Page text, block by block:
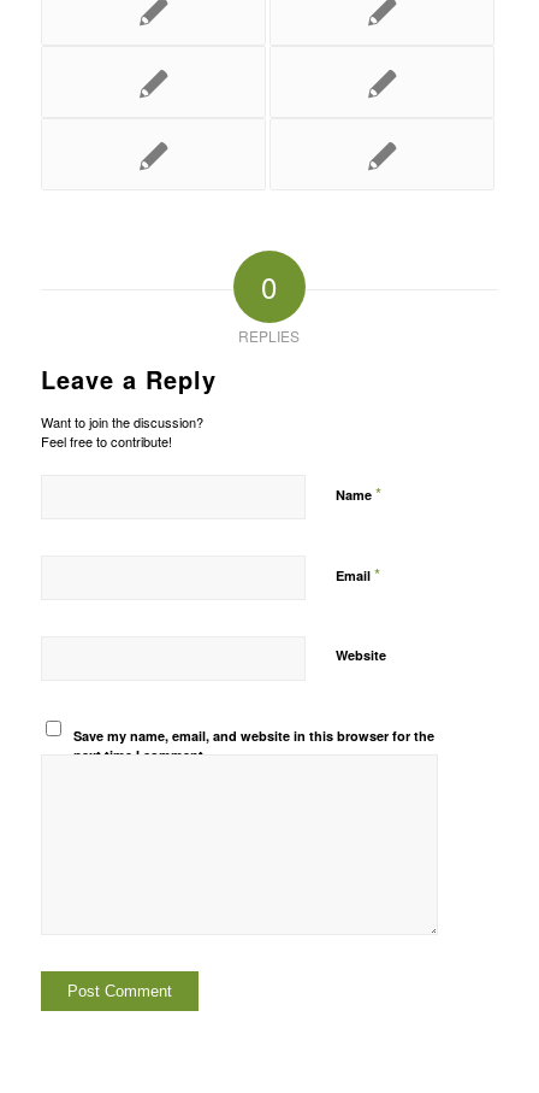
0
REPLIES
Leave a Reply
Want to join the discussion?
Feel free to contribute!
Name *
Email *
Website
Save my name, email, and website in this browser for the
next time I comment.